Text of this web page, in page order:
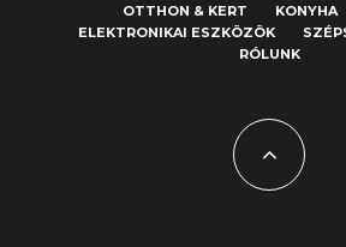
OTTHON & KERT
KONYHA
ELEKTRONIKAI ESZKÖZÖK
RÓLUNK